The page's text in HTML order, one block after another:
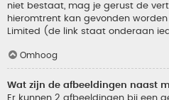
niet bestaat, mag je gerust de
hieromtrent kan gevonden
Limited (de link staat onderaan
Omhoog
Wat zijn de afbeeldingen naast
Er kunnen 2 afbeeldingen bij een